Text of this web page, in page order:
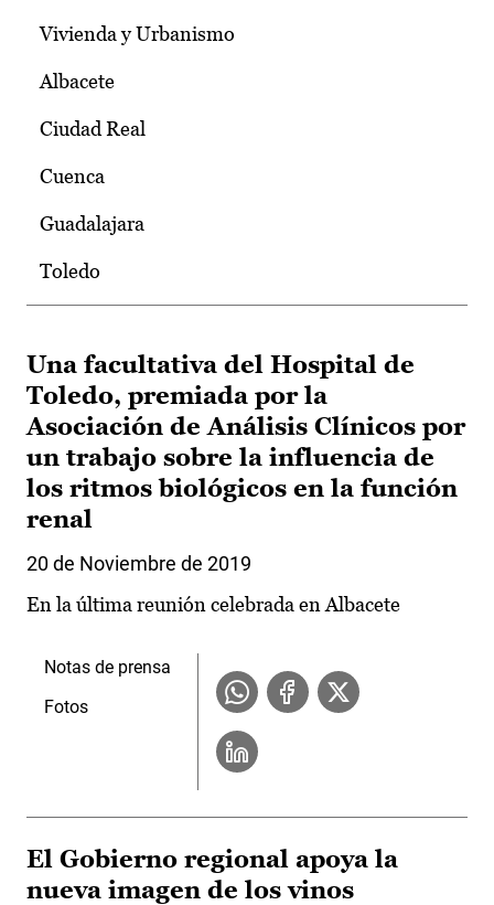
Vivienda y Urbanismo
Albacete
Ciudad Real
Cuenca
Guadalajara
Toledo
Una facultativa del Hospital de
Toledo, premiada por la
Asociación de Análisis Clínicos por
un trabajo sobre la influencia de
los ritmos biológicos en la función
renal
20 de Noviembre de 2019
En la última reunión celebrada en Albacete
Notas de prensa
Fotos
El Gobierno regional apoya la
nueva imagen de los vinos